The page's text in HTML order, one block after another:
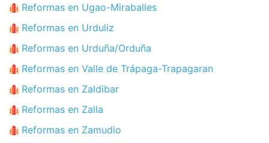
Reformas en Ugao-Miraballes
Reformas en Urduliz
Reformas en Urduña/Orduña
Reformas en Valle de Trápaga-Trapagaran
Reformas en Zaldibar
Reformas en Zalla
Reformas en Zamudio